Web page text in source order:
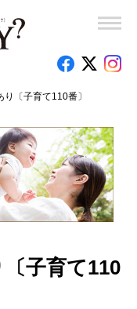
〔子育て110番〕
子育て110